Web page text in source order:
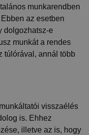
munkarendben
az esetben
dolgozhatsz-e
munkát a rendes
túlórával, annál több
visszaélés
is. Ehhez
illetve az is, hogy